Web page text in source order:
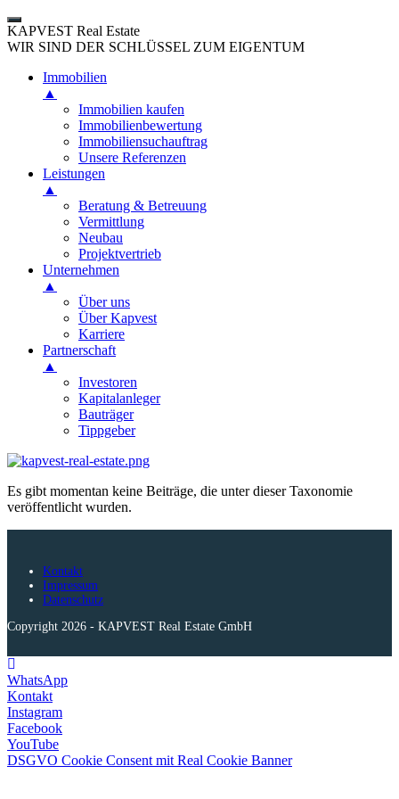
KAPVEST Real Estate
WIR SIND DER SCHLÜSSEL ZUM EIGENTUM
Immobilien
▲
Immobilien kaufen
Immobilienbewertung
Immobiliensuchauftrag
Unsere Referenzen
Leistungen
▲
Beratung & Betreuung
Vermittlung
Neubau
Projektvertrieb
Unternehmen
▲
Über uns
Über Kapvest
Karriere
Partnerschaft
▲
Investoren
Kapitalanleger
Bauträger
Tippgeber
Zum
springen
Es gibt momentan keine Beiträge, die unter dieser Taxonomie
veröffentlicht wurden.
Kontakt
Impressum
Datenschutz
Copyright 2026 - KAPVEST Real Estate GmbH
WhatsApp
Kontakt
Instagram
Facebook
YouTube
DSGVO Cookie Consent mit Real Cookie Banner